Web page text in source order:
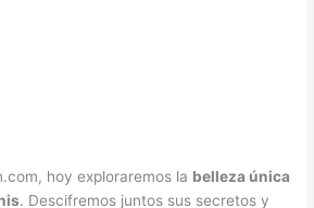
hoy exploraremos la belleza única
. Descifremos juntos sus secretos y